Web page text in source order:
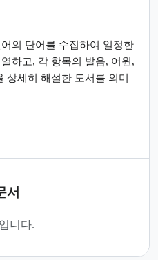
의 단어를 수집하여 일정한
하고, 각 항목의 발음, 어원,
상세히 해설한 도서를 의미
서
니다.